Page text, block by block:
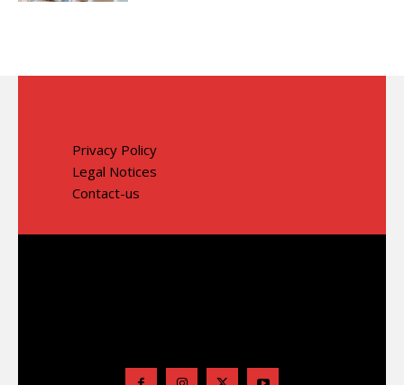
Privacy Policy
Legal Notices
Contact-us